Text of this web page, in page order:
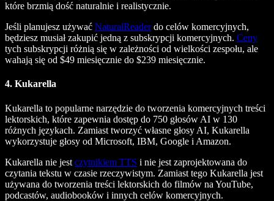
które brzmią dość naturalnie i realistycznie.
Jeśli planujesz używać NaturalReaderdo celów komercyjnych,
będziesz musiał zakupić jedną z subskrypcji komercyjnych. Ceny
tych subskrypcji różnią się w zależności od wielkości zespołu, ale
wahają się od $49 miesięcznie do $239 miesięcznie.
4. Kukarella
Kukarella to popularne narzędzie do tworzenia komercyjnych treści
lektorskich, które zapewnia dostęp do 750 głosów AI w 130
różnych językach. Zamiast tworzyć własne głosy AI, Kukarella
wykorzystuje głosy od Microsoft, IBM, Google i Amazon.
Kukarella nie jest czytnikiem TTS i nie jest zaprojektowana do
czytania tekstu w czasie rzeczywistym. Zamiast tego Kukarella jest
używana do tworzenia treści lektorskich do filmów na YouTube,
podcastów, audiobooków i innych celów komercyjnych.